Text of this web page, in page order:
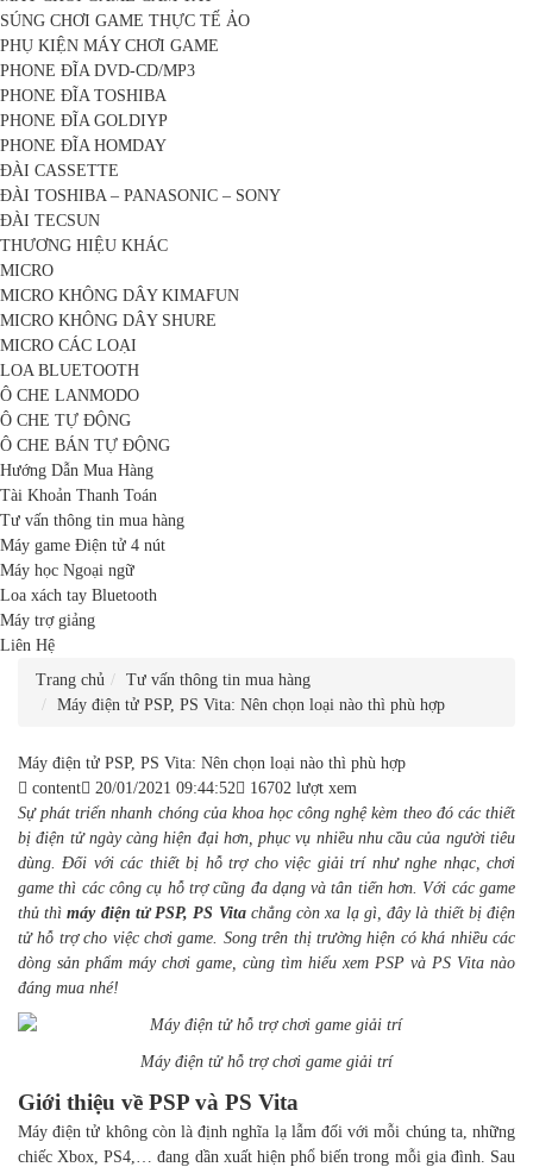
SÚNG CHƠI GAME THỰC TẾ ẢO
PHỤ KIỆN MÁY CHƠI GAME
PHONE ĐĨA DVD-CD/MP3
PHONE ĐĨA TOSHIBA
PHONE ĐĨA GOLDIYP
PHONE ĐĨA HOMDAY
ĐÀI CASSETTE
ĐÀI TOSHIBA – PANASONIC – SONY
ĐÀI TECSUN
THƯƠNG HIỆU KHÁC
MICRO
MICRO KHÔNG DÂY KIMAFUN
MICRO KHÔNG DÂY SHURE
MICRO CÁC LOẠI
LOA BLUETOOTH
Ô CHE LANMODO
Ô CHE TỰ ĐỘNG
Ô CHE BÁN TỰ ĐỘNG
Hướng Dẫn Mua Hàng
Tài Khoản Thanh Toán
Tư vấn thông tin mua hàng
Máy game Điện tử 4 nút
Máy học Ngoại ngữ
Loa xách tay Bluetooth
Máy trợ giảng
Liên Hệ
Trang chủ
Tư vấn thông tin mua hàng
Máy điện tử PSP, PS Vita: Nên chọn loại nào thì phù hợp
Máy điện tử PSP, PS Vita: Nên chọn loại nào thì phù hợp
content
20/01/2021 09:44:52
16702 lượt xem
Sự phát triển nhanh chóng của khoa học công nghệ kèm theo đó các thiết
bị điện tử ngày càng hiện đại hơn, phục vụ nhiều nhu cầu của người tiêu
dùng. Đối với các thiết bị hỗ trợ cho việc giải trí như nghe nhạc, chơi
game thì các công cụ hỗ trợ cũng đa dạng và tân tiến hơn. Với các game
thủ thìmáy điện tử PSP, PS Vita chẳng còn xa lạ gì, đây là thiết bị điện
tử hỗ trợ cho việc chơi game. Song trên thị trường hiện có khá nhiều các
dòng sản phẩm máy chơi game, cùng tìm hiểu xem PSP và PS Vita nào
đáng mua nhé!
Máy điện tử hỗ trợ chơi game giải trí
Giới thiệu về PSP và PS Vita
Máy điện tử không còn là định nghĩa lạ lẫm đối với mỗi chúng ta, những
chiếc Xbox, PS4,… đang dần xuất hiện phổ biến trong mỗi gia đình. Sau